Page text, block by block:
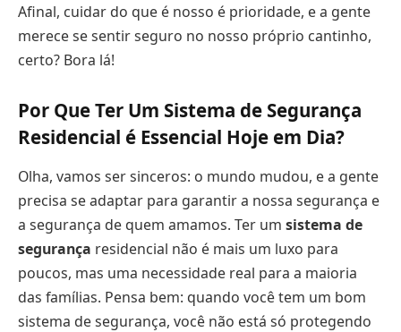
Afinal, cuidar do que é nosso é prioridade, e a gente
merece se sentir seguro no nosso próprio cantinho,
certo? Bora lá!
Por Que Ter Um Sistema de Segurança
Residencial é Essencial Hoje em Dia?
Olha, vamos ser sinceros: o mundo mudou, e a gente
precisa se adaptar para garantir a nossa segurança e
a segurança de quem amamos. Ter um sistema de
segurança residencial não é mais um luxo para
poucos, mas uma necessidade real para a maioria
das famílias. Pensa bem: quando você tem um bom
sistema de segurança, você não está só protegendo